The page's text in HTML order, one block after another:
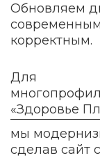
Обновляем
корректным.
Для
«Здоровье
мы
сделав сайт